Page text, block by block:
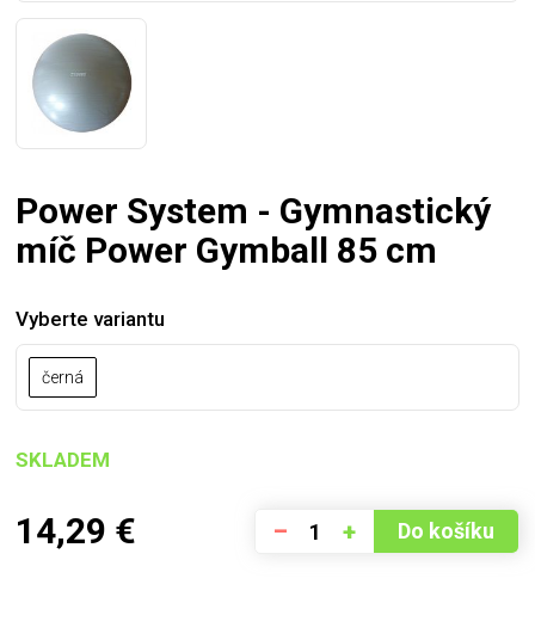
Power System - Gymnastický
míč Power Gymball 85 cm
Vyberte variantu
černá
SKLADEM
14,29 € – + Do košíku